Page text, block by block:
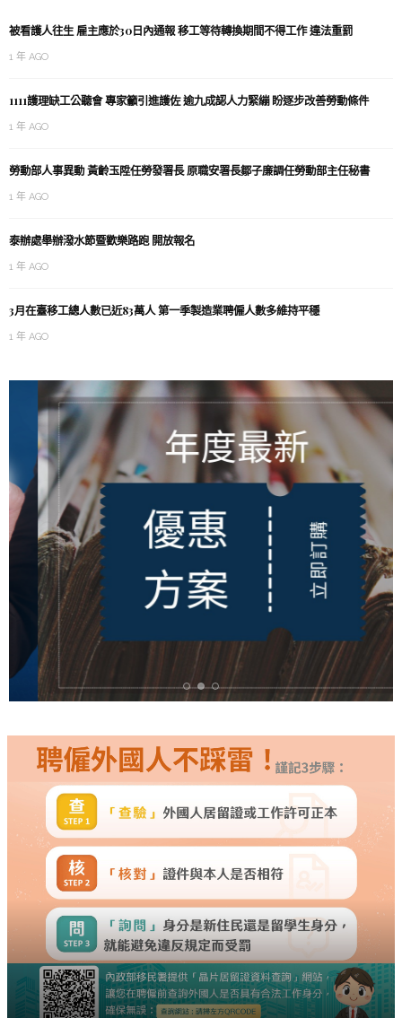
被看護人往生 雇主應於30日內通報 移工等待轉換期間不得工作 違法重罰
1 年 AGO
1111護理缺工公聽會 專家籲引進護佐 逾九成認人力緊繃 盼逐步改善勞動條件
1 年 AGO
勞動部人事異動 黃齡玉陞任勞發署長 原職安署長鄒子廉調任勞動部主任秘書
1 年 AGO
泰辦處舉辦潑水節暨歡樂路跑 開放報名
1 年 AGO
3月在臺移工總人數已近83萬人 第一季製造業聘僱人數多維持平穩
1 年 AGO